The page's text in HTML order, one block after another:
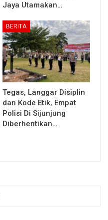
Jaya Utamakan…
BERITA
Tegas, Langgar Disiplin
dan Kode Etik, Empat
Polisi Di Sijunjung
Diberhentikan…